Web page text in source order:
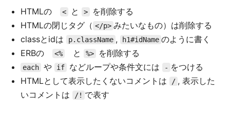
HTMLの < と >
を削除する
HTMLの閉じタグ（ </p> みたいなもの）は削除する
classとidは
p.className , h1#idName のように書く
ERBの
<% と %> を削除する
each や if などループや条件文には - をつける
HTMLとして表示したくないコメントは
/ , 表示した
いコメントは
/! で表す